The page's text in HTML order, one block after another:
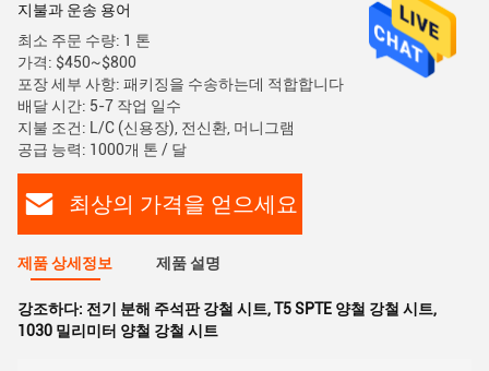
지불과 운송 용어
최소 주문 수량: 1 톤
가격: $450~$800
포장 세부 사항: 패키징을 수송하는데 적합합니다
배달 시간: 5-7 작업 일수
지불 조건: L/C (신용장), 전신환, 머니그램
공급 능력: 1000개 톤 / 달
최상의 가격을 얻으세요
제품 상세정보 제품 설명
강조하다: 전기 분해 주석판 강철 시트,T5 SPTE 양철 강철 시트,
1030 밀리미터 양철 강철 시트